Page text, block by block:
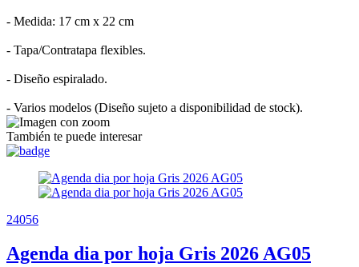
- Medida: 17 cm x 22 cm
- Tapa/Contratapa flexibles.
- Diseño espiralado.
- Varios modelos (Diseño sujeto a disponibilidad de stock).
También te puede interesar
24056
Agenda dia por hoja Gris 2026 AG05